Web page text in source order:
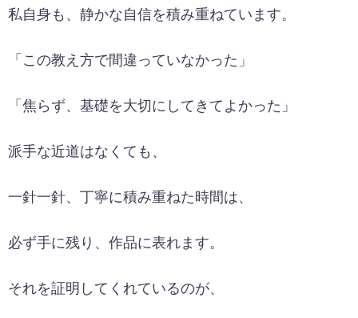
私自身も、静かな自信を積み重ねています。
「この教え方で間違っていなかった」
「焦らず、基礎を大切にしてきてよかった」
派手な近道はなくても、
一針一針、丁寧に積み重ねた時間は、
必ず手に残り、作品に表れます。
それを証明してくれているのが、